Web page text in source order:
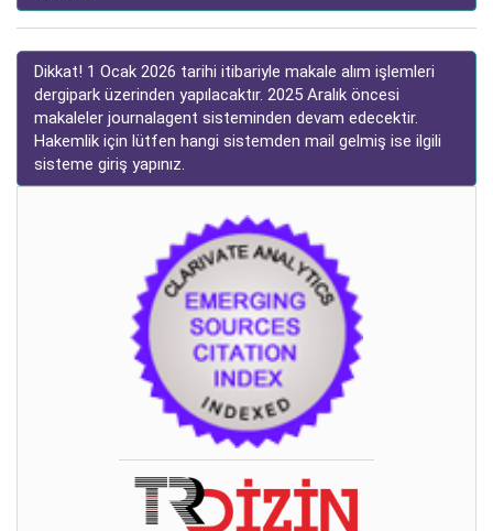
Dikkat! 1 Ocak 2026 tarihi itibariyle makale alım işlemleri
dergipark üzerinden yapılacaktır. 2025 Aralık öncesi
makaleler journalagent sisteminden devam edecektir.
Hakemlik için lütfen hangi sistemden mail gelmiş ise ilgili
sisteme giriş yapınız.